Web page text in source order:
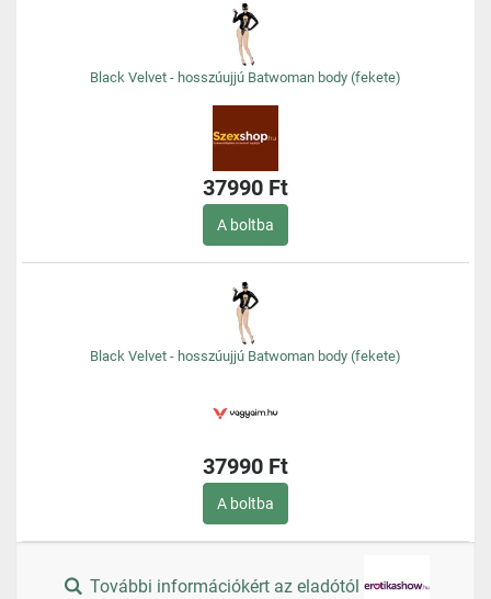
Black Velvet - hosszúujjú Batwoman body (fekete)
37990 Ft
A boltba
Black Velvet - hosszúujjú Batwoman body (fekete)
37990 Ft
A boltba
További információkért az eladótól